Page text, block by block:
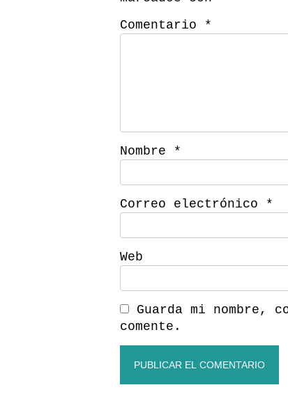
Comentario *
Nombre *
Correo electrónico *
Web
Guarda mi nombre,
comente.